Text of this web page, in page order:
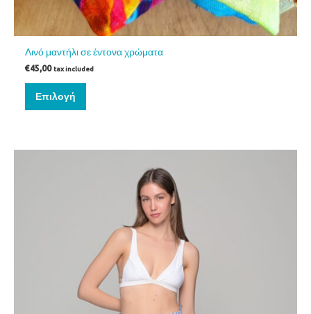
Λινό μαντήλι σε έντονα χρώματα
€45,00 tax included
Επιλογή